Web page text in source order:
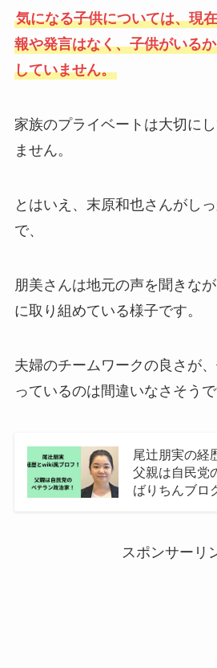
気になる子供については、現
報や発言はなく、子供がいる
していません。
家族のプライベートは大切に
ません。
とはいえ、末原和也さんがし
で、
朋美さんは地元の声を聞きな
に取り組めている様子です。
夫婦のチームワークの良さが
っているのは間違いなさそうで
尾辻朋実の経
父親は自民党
ばりちんブロ
スポンサーリ